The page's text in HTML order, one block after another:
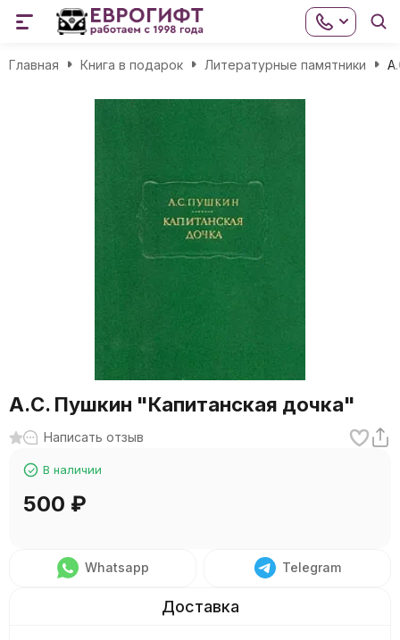
Главная Книга в подарок Литературные памятники
А.С. Пушкин "Капитанская дочка"
Написать отзыв
В наличии
500 ₽
Whatsapp Telegram